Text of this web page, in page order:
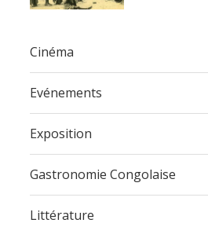
Cinéma
Evénements
Exposition
Gastronomie Congolaise
Littérature